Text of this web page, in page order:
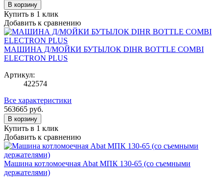
В корзину
Купить в 1 клик
Добавить к сравнению
МАШИНА Д/МОЙКИ БУТЫЛОК DIHR BOTTLE COMBI
ELECTRON PLUS
Артикул:
422574
Все характеристики
563665 руб.
В корзину
Купить в 1 клик
Добавить к сравнению
Машина котломоечная Abat МПК 130-65 (со съемными
держателями)